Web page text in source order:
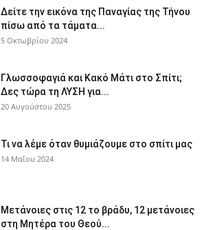
Δείτε την εικόνα της Παναγίας της Τήνου
πίσω από τα τάματα...
5 Οκτωβρίου 2024
Γλωσσοφαγιά και Κακό Μάτι στο Σπίτι;
Δες τώρα τη ΛΥΣΗ για...
20 Αυγούστου 2025
Τι να λέμε όταν θυμιάζουμε στο σπίτι μας
14 Μαΐου 2024
Μετάνοιες στις 12 το βράδυ, 12 μετάνοιες
στη Μητέρα του Θεού...